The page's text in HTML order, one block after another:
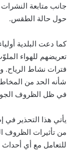
جانب متابعة
حول حالة الطقس.
كما دعت البلدية
تعريضهم للهواء
فترات نشاط الرياح.
شأنه الحد من
في ظل الظروف
يأتي هذا التحذير
من تأثيرات الظروف
للتعامل مع أي أحداث